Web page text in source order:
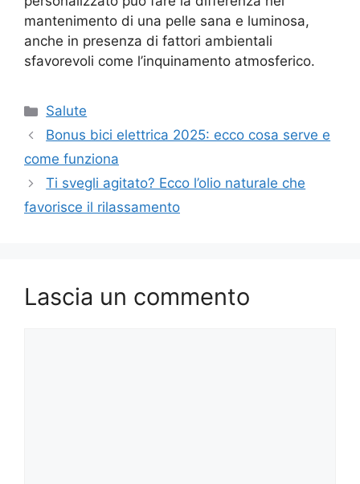
mantenimento di una pelle sana e luminosa,
anche in presenza di fattori ambientali
sfavorevoli come l’inquinamento atmosferico.
Categorie
Salute
Bonus bici elettrica 2025: ecco cosa serve e
come funziona
Ti svegli agitato? Ecco l’olio naturale che
favorisce il rilassamento
Lascia un commento